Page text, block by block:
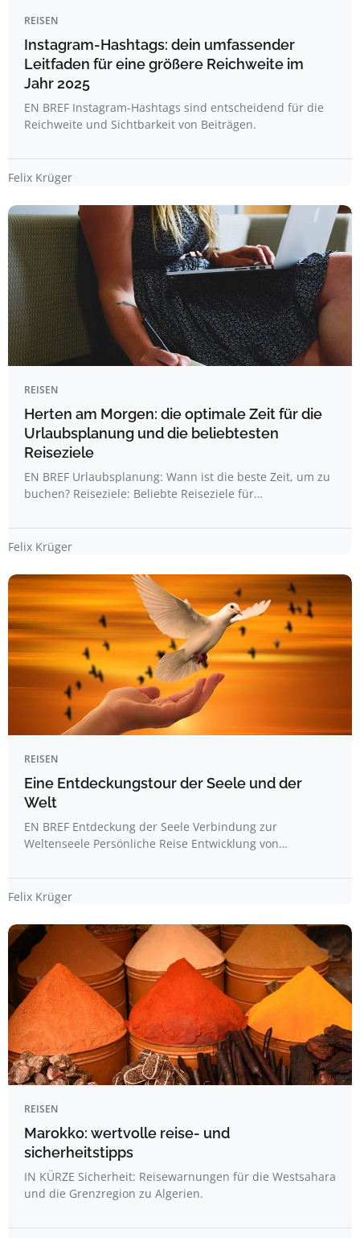
REISEN
Instagram-Hashtags: dein umfassender
Leitfaden für eine größere Reichweite im
Jahr 2025
EN BREF Instagram-Hashtags sind entscheidend für die
Reichweite und Sichtbarkeit von Beiträgen.
Felix Krüger
REISEN
Herten am Morgen: die optimale Zeit für die
Urlaubsplanung und die beliebtesten
Reiseziele
EN BREF Urlaubsplanung: Wann ist die beste Zeit, um zu
buchen? Reiseziele: Beliebte Reiseziele für…
Felix Krüger
REISEN
Eine Entdeckungstour der Seele und der
Welt
EN BREF Entdeckung der Seele Verbindung zur
Weltenseele Persönliche Reise Entwicklung von…
Felix Krüger
REISEN
Marokko: wertvolle reise- und
sicherheitstipps
IN KÜRZE Sicherheit: Reisewarnungen für die Westsahara
und die Grenzregion zu Algerien.